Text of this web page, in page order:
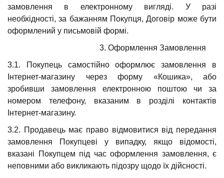
замовлення в електронному вигляді. У разі
необхідності, за бажанням Покупця, Договір може бути
оформлений у письмовій формі.
3. Оформлення Замовлення
3.1. Покупець самостійно оформлює замовлення в
Інтернет-магазину через форму «Кошика», або
зробивши замовлення електронною поштою чи за
номером телефону, вказаним в розділі контактів
Інтернет-магазину.
3.2. Продавець має право відмовитися від передання
замовлення Покупцеві у випадку, якщо відомості,
вказані Покупцем під час оформлення замовлення, є
неповними або викликають підозру щодо їх дійсності.